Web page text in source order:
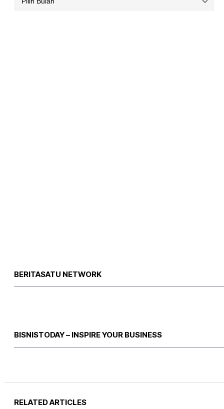
BERITASATU NETWORK
BISNISTODAY – INSPIRE YOUR BUSINESS
RELATED ARTICLES